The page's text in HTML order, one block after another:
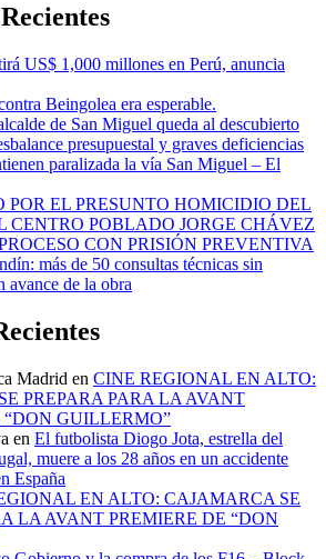
US$ 1,000 millones en Perú, anuncia
Beingolea era esperable.
de San Miguel queda al descubierto
presupuestal y graves deficiencias
paralizada la vía San Miguel – El
POR EL PRESUNTO HOMICIDIO DEL
CENTRO POBLADO JORGE CHÁVEZ
CON PRISIÓN PREVENTIVA
más de 50 consultas técnicas sin
avance de la obra
Madrid en CINE REGIONAL EN ALTO:
PREPARA PARA LA AVANT
“DON GUILLERMO”
en El futbolista Diogo Jota, estrella del
muere a los 28 años en un accidente
España
EN ALTO: CAJAMARCA SE
LA AVANT PREMIERE DE “DON